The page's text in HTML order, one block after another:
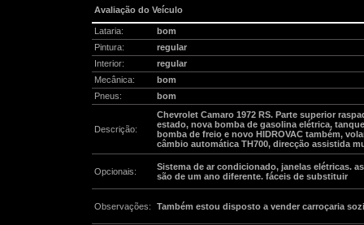
Avaliação do Veículo
Lataria:
bom
Pintura:
regular
Interior:
regular
Mecânica:
bom
Pneus:
bom
Descrição:
Chevrolet Camaro 1972 RS. Parte superior
estado, nova bomba de gasolina elétrica,
bomba de freio e novo HIDROVAC também,
câmbio automática TH700, direcção assistida
Opcionais:
Sistema de ar condicionado, janelas elétricas.
são de um ano diferente. fáceis de substituir
Observações: Também estou disposto a vender carroçaria